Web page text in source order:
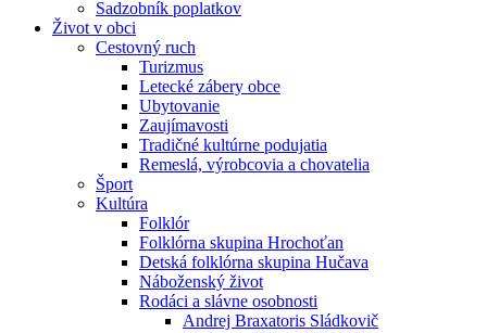
Sadzobník poplatkov
Život v obci
Cestovný ruch
Turizmus
Letecké zábery obce
Ubytovanie
Zaujímavosti
Tradičné kultúrne podujatia
Remeslá, výrobcovia a chovatelia
Šport
Kultúra
Folklór
Folklórna skupina Hrochoťan
Detská folklórna skupina Hučava
Náboženský život
Rodáci a slávne osobnosti
Andrej Braxatoris Sládkovič